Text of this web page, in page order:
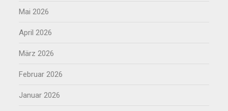
Mai 2026
April 2026
März 2026
Februar 2026
Januar 2026